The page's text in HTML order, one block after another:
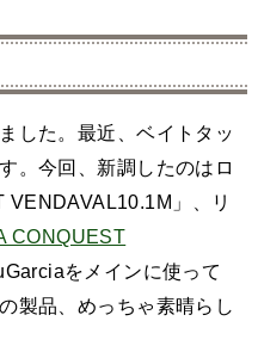
した。最近、ベイトタッ
。今回、新調したのはロ
VENDAVAL10.1M」、リ
CONQUEST
をメインに使って
製品、めっちゃ素晴らし